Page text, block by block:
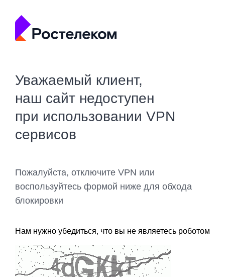
Уважаемый клиент,
наш сайт недоступен
при использовании VPN
сервисов
Пожалуйста, отключите VPN или
воспользуйтесь формой ниже для обхода
блокировки
Нам нужно убедиться, что вы не являетесь роботом